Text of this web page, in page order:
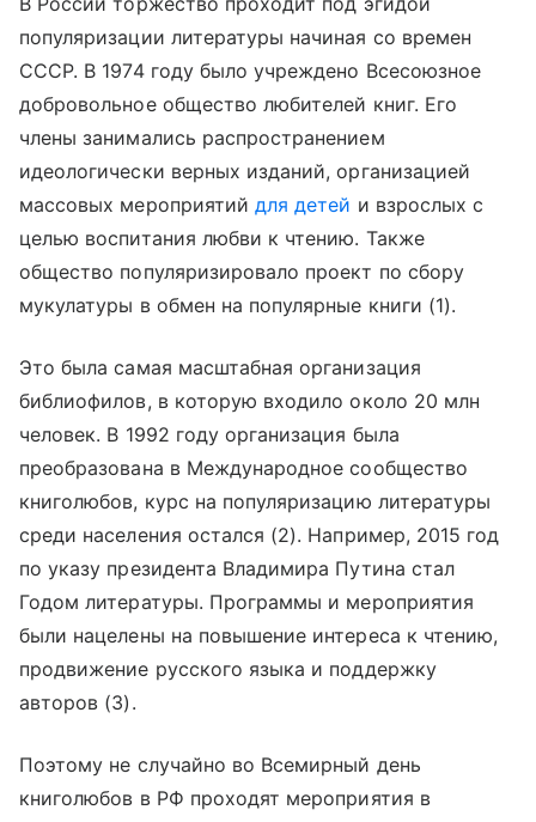
популяризации литературы начиная со времен
СССР. В 1974 году было учреждено Всесоюзное
добровольное общество любителей книг. Его
члены занимались распространением
идеологически верных изданий, организацией
массовых мероприятийдля детей и взрослых с
целью воспитания любви к чтению. Также
общество популяризировало проект по сбору
мукулатуры в обмен на популярные книги (1).
Это была самая масштабная организация
библиофилов, в которую входило около 20 млн
человек. В 1992 году организация была
преобразована в Международное сообщество
книголюбов, курс на популяризацию литературы
среди населения остался (2). Например, 2015 год
по указу президента Владимира Путина стал
Годом литературы. Программы и мероприятия
были нацелены на повышение интереса к чтению,
продвижение русского языка и поддержку
авторов (3).
Поэтому не случайно во Всемирный день
книголюбов в РФ проходят мероприятия в